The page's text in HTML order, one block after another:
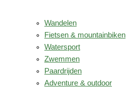
Wandelen
Fietsen & mountainbiken
Watersport
Zwemmen
Paardrijden
Adventure & outdoor